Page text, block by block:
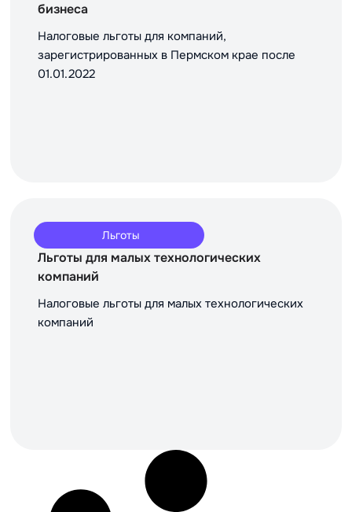
бизнеса
Налоговые льготы для компаний,
зарегистрированных в Пермском крае после
01.01.2022
Льготы
Льготы для малых технологических
компаний
Налоговые льготы для малых технологических
компаний